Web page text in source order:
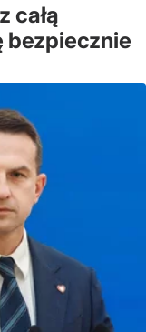
całą
bezpiecznie